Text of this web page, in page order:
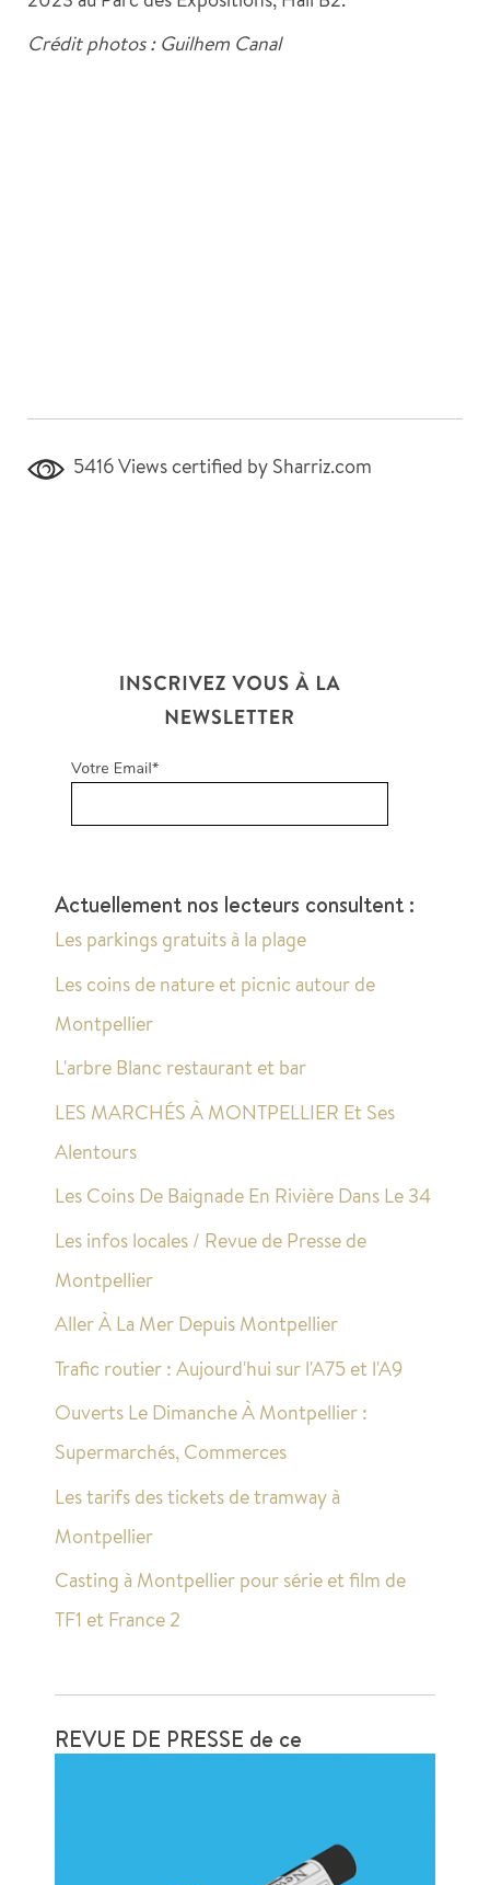
Crédit photos : Guilhem Canal
5416 Views certified by Sharriz.com
Actuellement nos lecteurs consultent :
Les parkings gratuits à la plage
Les coins de nature et picnic autour de
Montpellier
L'arbre Blanc restaurant et bar
LES MARCHÉS À MONTPELLIER Et Ses
Alentours
Les Coins De Baignade En Rivière Dans Le 34
Les infos locales / Revue de Presse de
Montpellier
Aller À La Mer Depuis Montpellier
Trafic routier : Aujourd'hui sur l'A75 et l'A9
Ouverts Le Dimanche À Montpellier :
Supermarchés, Commerces
Les tarifs des tickets de tramway à
Montpellier
Casting à Montpellier pour série et film de
TF1 et France 2
REVUE DE PRESSE de ce